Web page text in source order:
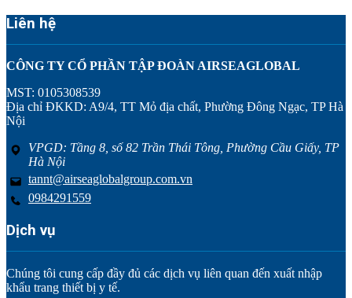
Liên hệ
CÔNG TY CỔ PHẦN TẬP ĐOÀN AIRSEAGLOBAL
MST: 0105308539
Địa chỉ ĐKKD: A9/4, TT Mỏ địa chất, Phường Đông Ngạc, TP Hà
Nội
VPGD: Tầng 8, số 82 Trần Thái Tông, Phường Cầu Giấy, TP
Hà Nội
tannt@airseaglobalgroup.com.vn
0984291559
Dịch vụ
Chúng tôi cung cấp đầy đủ các dịch vụ liên quan đến xuất nhập
khẩu trang thiết bị y tế.